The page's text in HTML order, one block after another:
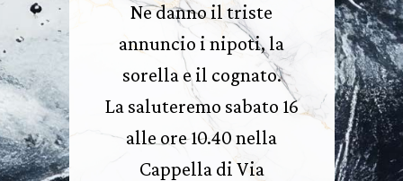
Ne danno il triste
annuncio i nipoti, la
sorella e il cognato.
La saluteremo sabato 16
alle ore 10.40 nella
Cappella di Via